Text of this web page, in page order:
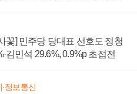
꽃] 민주당 당대표 선호도 정청
김민석 29.6%, 0.9%p 초접전
정보통신